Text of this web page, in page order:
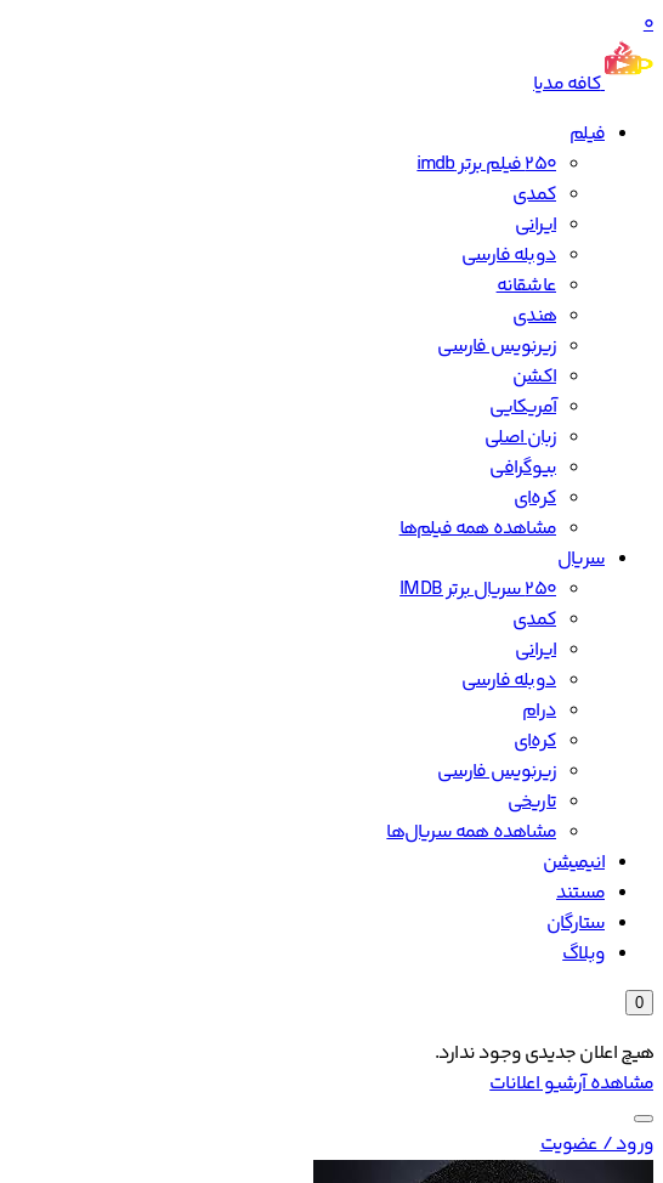
0
کافه مدیا
فیلم
250 فیلم برتر imdb
کمدی
ایرانی
دوبله فارسی
عاشقانه
هندی
زیرنویس فارسی
اکشن
آمریکایی
زبان اصلی
بیوگرافی
کره‌ای
مشاهده همه فیلم‌ها
سریال
۲۵۰ سریال برتر IMDB
کمدی
ایرانی
دوبله فارسی
درام
کره‌ای
زیرنویس فارسی
تاریخی
مشاهده همه سریال‌ها
انیمیشن
مستند
ستارگان
وبلاگ
0
هیچ اعلان جدیدی وجود ندارد.
مشاهده آرشیو اعلانات
ورود / عضویت